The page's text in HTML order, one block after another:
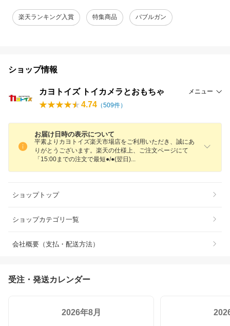
楽天ランキング入賞 特集商品 バブルガン
ショップ情報
カヨトイズ トイカメラとおもちゃ メニュー
4.74 （509件）
お届け日時の表示について
平素よりカヨトイズ楽天市場店をご利用いただき、誠にあ
りがとうございます。楽天の仕様上、ご注文ページにて
「15:00までの注文で最短●/●(翌日)
ショップトップ
ショップカテゴリ一覧
会社概要（支払・配送方法）
受注・発送カレンダー
2026年8月